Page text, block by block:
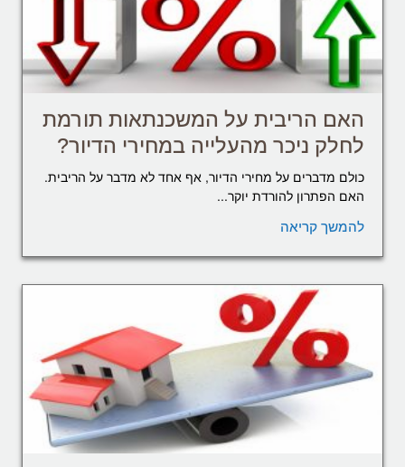
האם הריבית על המשכנתאות תורמת
לחלק ניכר מהעלייה במחירי הדיור?
כולם מדברים על מחירי הדיור, אף אחד לא מדבר על הריבית.
האם הפתרון להורדת יוקר...
להמשך קריאה